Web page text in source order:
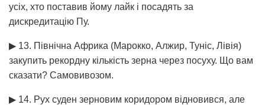
усіх, хто поставив йому лайк і посадять за
дискредитацію Пу.
▶ 13. Північна Африка (Марокко, Алжир, Туніс, Лівія)
закупить рекордну кількість зерна через посуху. Що вам
сказати? Самовивозом.
▶ 14. Рух суден зерновим коридором відновився, але